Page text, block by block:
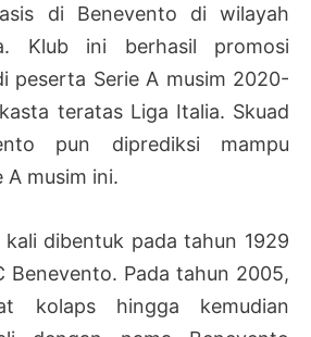
di Benevento di wilayah
Klub ini berhasil promosi
peserta Serie A musim 2020-
teratas Liga Italia. Skuad
pun diprediksi mampu
A musim ini.
dibentuk pada tahun 1929
Benevento. Pada tahun 2005,
kolaps hingga kemudian